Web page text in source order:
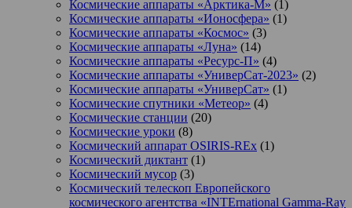
Космические аппараты «Арктика-М» (1)
Космические аппараты «Ионосфера» (1)
Космические аппараты «Космос» (3)
Космические аппараты «Луна» (14)
Космические аппараты «Ресурс-П» (4)
Космические аппараты «УниверСат-2023» (2)
Космические аппараты «УниверСат» (1)
Космические спутники «Метеор» (4)
Космические станции (20)
Космические уроки (8)
Космический аппарат OSIRIS-REx (1)
Космический диктант (1)
Космический мусор (3)
Космический телескоп Европейского
космического агентства «INTErnational Gamma-Ray